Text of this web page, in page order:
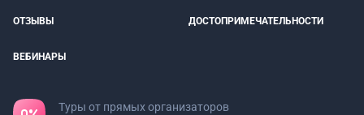
ОТЗЫВЫ ДОСТОПРИМЕЧАТЕЛЬНОСТИ
ВЕБИНАРЫ
Туры от прямых организаторов